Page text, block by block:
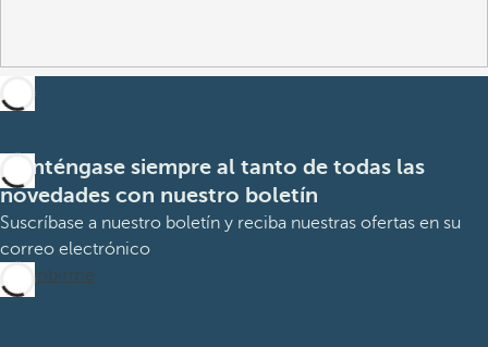
Manténgase siempre al tanto de todas las
novedades con nuestro boletín
Suscríbase a nuestro boletín y reciba nuestras ofertas en su
correo electrónico
Suscribirme